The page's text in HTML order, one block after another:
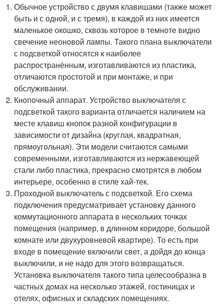
Обычное устройство с двумя клавишами (также может
быть и с одной, и с тремя), в каждой из них имеется
маленькое окошко, сквозь которое в темноте видно
свечение неоновой лампы. Такого плана выключатели
с подсветкой относятся к наиболее
распространённым, изготавливаются из пластика,
отличаются простотой и при монтаже, и при
обслуживании.
Кнопочный аппарат. Устройство выключателя с
подсветкой такого варианта отличается наличием на
месте клавиш кнопок разной конфигурации в
зависимости от дизайна (круглая, квадратная,
прямоугольная). Эти модели считаются самыми
современными, изготавливаются из нержавеющей
стали либо пластика, прекрасно смотрятся в любом
интерьере, особенно в стиле хай-тек.
Проходной выключатель с подсветкой. Его схема
подключения предусматривает установку данного
коммутационного аппарата в нескольких точках
помещения (например, в длинном коридоре, большой
комнате или двухуровневой квартире). То есть при
входе в помещение включили свет, а дойдя до конца
выключили, и не надо для этого возвращаться.
Установка выключателя такого типа целесообразна в
частных домах на несколько этажей, гостиницах и
отелях, офисных и складских помещениях.